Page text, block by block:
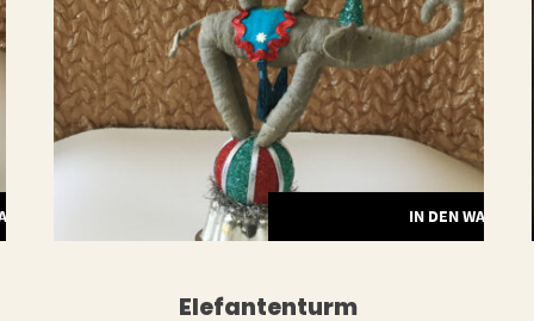
IN DEN
Elefantenturm